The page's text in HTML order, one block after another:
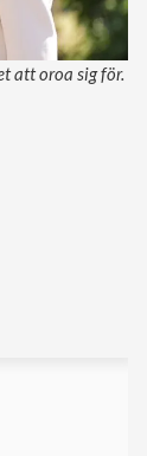
att oroa sig för.